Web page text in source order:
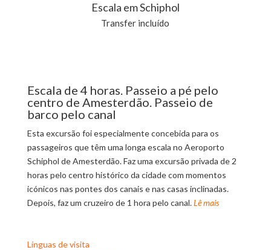
Escala em Schiphol
Transfer incluído
Escala de 4 horas. Passeio a pé pelo
centro de Amesterdão. Passeio de
barco pelo canal
Esta excursão foi especialmente concebida para os
passageiros que têm uma longa escala no Aeroporto
Schiphol de Amesterdão. Faz uma excursão privada de 2
horas pelo centro histórico da cidade com momentos
icónicos nas pontes dos canais e nas casas inclinadas.
Depois, faz um cruzeiro de 1 hora pelo canal.Lê mais
Línguas de visita